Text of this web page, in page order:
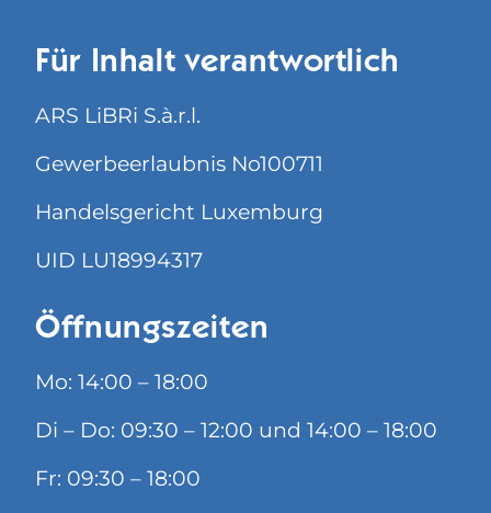
Für Inhalt verantwortlich
ARS LiBRi S.à.r.l.
Gewerbeerlaubnis No100711
Handelsgericht Luxemburg
UID LU18994317
Öffnungszeiten
Mo: 14:00 – 18:00
Di – Do: 09:30 – 12:00 und 14:00 – 18:00
Fr: 09:30 – 18:00